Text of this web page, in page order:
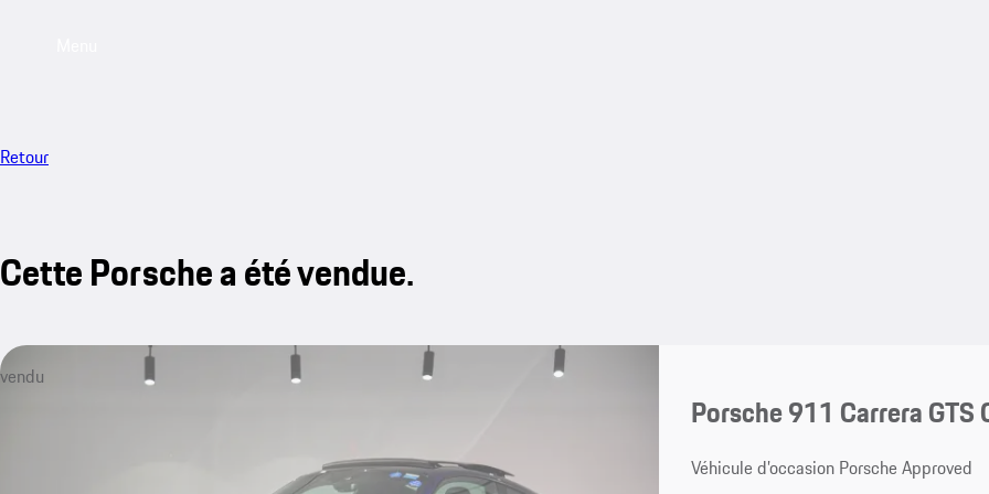
Retour
Cette Porsche a été vendue.
vendu
Porsche 911 Carrera GTS
Véhicule d’occasion Porsche Approved